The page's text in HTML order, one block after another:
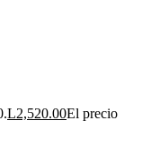
L2,520.00El precio